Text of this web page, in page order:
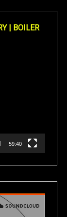
| BOILER
59:40